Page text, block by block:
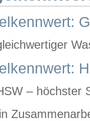
– höchster